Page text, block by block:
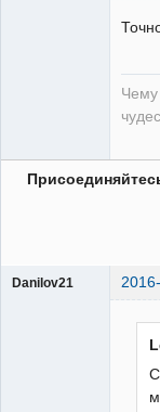
Чему
Danilov21